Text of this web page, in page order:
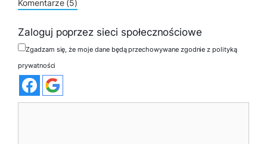
Komentarze (5)
Zaloguj poprzez sieci społecznościowe
Zgadzam się, że moje dane będą przechowywane zgodnie z polityką
prywatności